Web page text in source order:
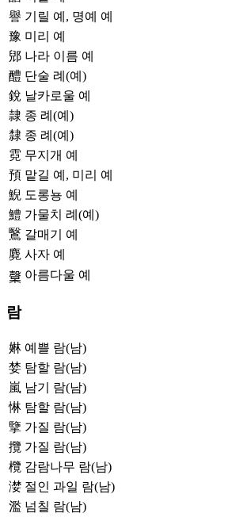
譽 기릴 예, 명예 예
豫 미리 예
郳 나라 이름 예
醴 단술 례(예)
銳 날카로울 예
隷 종 례(예)
隸 종 례(예)
霓 무지개 예
預 맡길 예, 미리 예
鯢 도롱뇽 예
鱧 가물치 례(예)
鷖 갈매기 예
麑 사자 예
𣫙 아름다울 예
람
㛦 예쁠 람(남)
婪 탐할 람(남)
嵐 남기 람(남)
惏 탐할 람(남)
擥 가질 람(남)
攬 가질 람(남)
欖 감람나무 람(남)
漤 절인 과일 람(남)
濫 넘칠 람(남)